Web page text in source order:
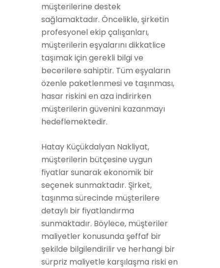
müşterilerine destek
sağlamaktadır. Öncelikle, şirketin
profesyonel ekip çalışanları,
müşterilerin eşyalarını dikkatlice
taşımak için gerekli bilgi ve
becerilere sahiptir. Tüm eşyaların
özenle paketlenmesi ve taşınması,
hasar riskini en aza indirirken
müşterilerin güvenini kazanmayı
hedeflemektedir.
Hatay Küçükdalyan Nakliyat,
müşterilerin bütçesine uygun
fiyatlar sunarak ekonomik bir
seçenek sunmaktadır. Şirket,
taşınma sürecinde müşterilere
detaylı bir fiyatlandırma
sunmaktadır. Böylece, müşteriler
maliyetler konusunda şeffaf bir
şekilde bilgilendirilir ve herhangi bir
sürpriz maliyetle karşılaşma riski en